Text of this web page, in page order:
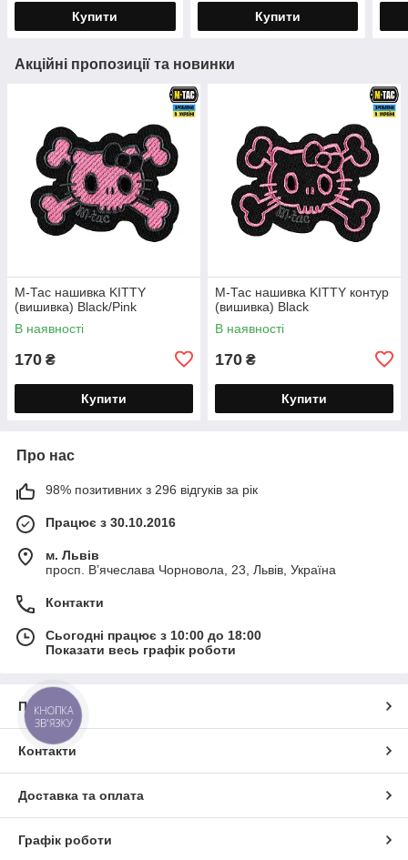
Купити Купити
Акційні пропозиції та новинки
М-Тас нашивка KITTY
(вишивка) Black/Pink
В наявності
170 ₴
Купити
М-Тас нашивка KITTY контур
(вишивка) Black
В наявності
170 ₴
Купити
Про нас
98% позитивних з 296 відгуків за рік
Працює з 30.10.2016
м. Львів
просп. В’ячеслава Чорновола, 23, Львів, Україна
Контакти
Сьогодні працює з 10:00 до 18:00
Показати весь графік роботи
Про нас
Контакти
Доставка та оплата
Графік роботи
КНОПКА
ЗВ'ЯЗКУ